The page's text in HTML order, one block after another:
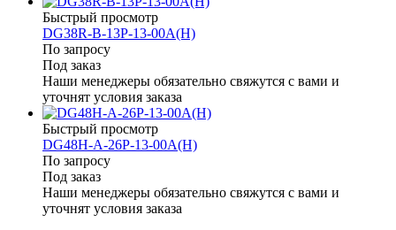
Быстрый просмотр
DG38R-B-13P-13-00A(H)
По запросу
Под заказ
Наши менеджеры обязательно свяжутся с вами и
уточнят условия заказа
Быстрый просмотр
DG48H-A-26P-13-00A(H)
По запросу
Под заказ
Наши менеджеры обязательно свяжутся с вами и
уточнят условия заказа